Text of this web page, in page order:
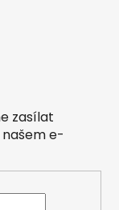
zasílat
e-